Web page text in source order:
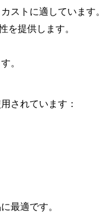
ストに適しています。
を提供します。
。
されています：
最適です。